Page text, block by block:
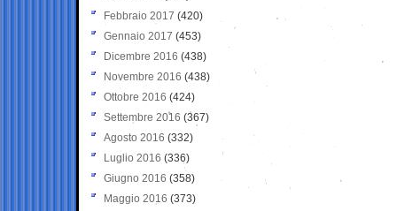
Febbraio 2017 (420)
Gennaio 2017 (453)
Dicembre 2016 (438)
Novembre 2016 (438)
Ottobre 2016 (424)
Settembre 2016 (367)
Agosto 2016 (332)
Luglio 2016 (336)
Giugno 2016 (358)
Maggio 2016 (373)